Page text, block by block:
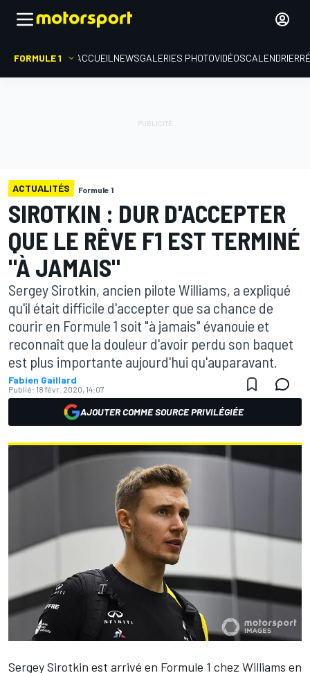
FORMULE 1 ACCUEIL NEWSGALERIES PHOTOVIDÉOSCALENDRIER
ACTUALITÉS Formule 1
SIROTKIN : DUR D'ACCEPTER
QUE LE RÊVE F1 EST TERMINÉ
"À JAMAIS"
Sergey Sirotkin, ancien pilote Williams, a expliqué
qu'il était difficile d'accepter que sa chance de
courir en Formule 1 soit "à jamais" évanouie et
reconnaît que la douleur d'avoir perdu son baquet
est plus importante aujourd'hui qu'auparavant.
Fabien Gaillard
Publié: 18 févr. 2020, 14:07
AJOUTER COMME SOURCE PRIVILÉGIÉE
Sergey Sirotkin est arrivé en Formule 1 chez Williams en